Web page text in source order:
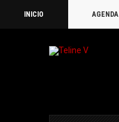
INICIO AGENDA